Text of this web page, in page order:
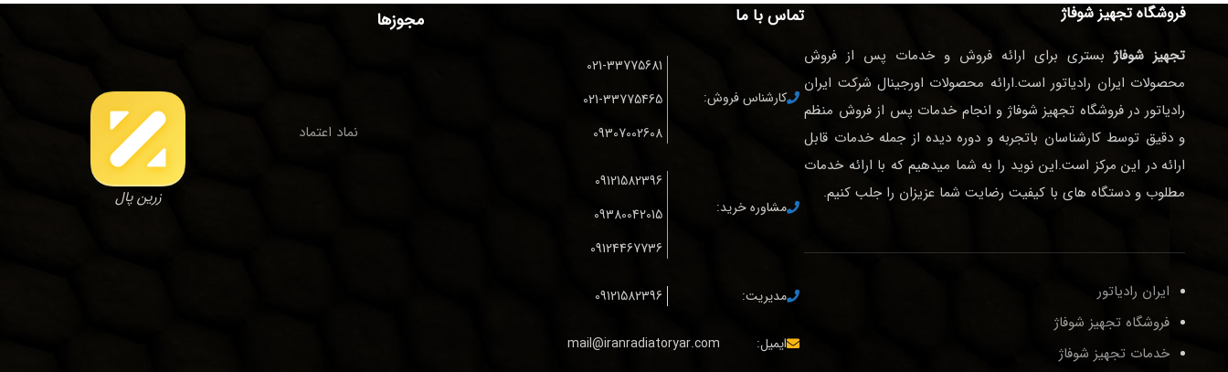
فروشگاه تجهیز شوفاژ
تجهیز شوفاژبستری برای ارائه فروش و خدمات پس از فروش
محصولات ایران رادیاتور است.ارائه محصولات اورجینال شرکت ایران
رادیاتور در فروشگاه تجهیز شوفاژ و انجام خدمات پس از فروش منظم
و دقیق توسط کارشناسان باتجربه و دوره دیده از جمله خدمات قابل
ارائه در این مرکز است.این نوید را به شما میدهیم که با ارائه خدمات
مطلوب و دستگاه های با کیفیت رضایت شما عزیزان را جلب کنیم.
ایران رادیاتور
فروشگاه تجهیز شوفاژ
خدمات تجهیز شوفاژ
تماس با ما
021-33775681
021-33775465
09307002608
09121582396
09380042015
09124467736
09121582396
mail@iranradiatoryar.com
کارشناس فروش:
مشاوره خرید:
مدیریت:
ایمیل:
مجوزها
نماد اعتماد
زرین پال